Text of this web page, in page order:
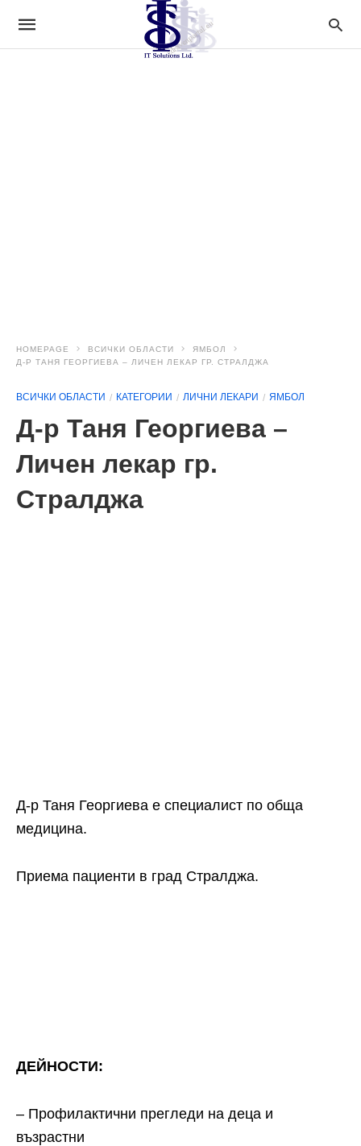
HOMEPAGE ВСИЧКИ ОБЛАСТИ
ЯМБОЛ
Д-Р ТАНЯ ГЕОРГИЕВА – ЛИЧЕН ЛЕКАР ГР. СТРАЛДЖА
ВСИЧКИ ОБЛАСТИ КАТЕГОРИИ ЛИЧНИ ЛЕКАРИ ЯМБОЛ
Д-р Таня Георгиева –
Личен лекар гр.
Стралджа
Д-р Таня Георгиева е специалист по обща
медицина.
Приема пациенти в град Стралджа.
ДЕЙНОСТИ:
– Профилактични прегледи на деца и
възрастни